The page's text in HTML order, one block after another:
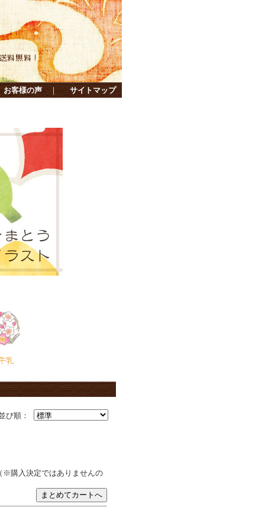
お客様の声 ｜ サイトマップ
び順：
※購入決定ではありませんの